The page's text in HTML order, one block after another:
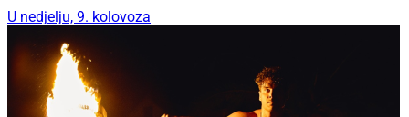
U nedjelju, 9. kolovoza